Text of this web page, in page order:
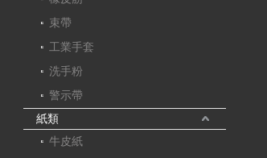
束帶
工業手套
洗手粉
警示帶
紙類
牛皮紙